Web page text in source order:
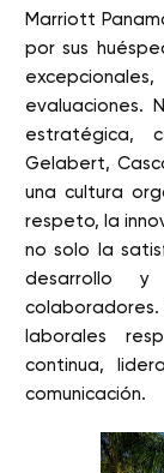
Marriott
por sus
evaluaciones.
estratégica,
Gelabert,
una cultura
respeto, la
no solo la
desarrollo
laborales
continua,
comunicación.